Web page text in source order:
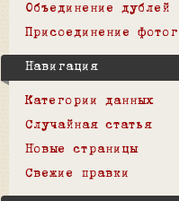
Объединение дублей
Присоединение
Навигация
Категории данных
Случайная статья
Новые страницы
Свежие правки